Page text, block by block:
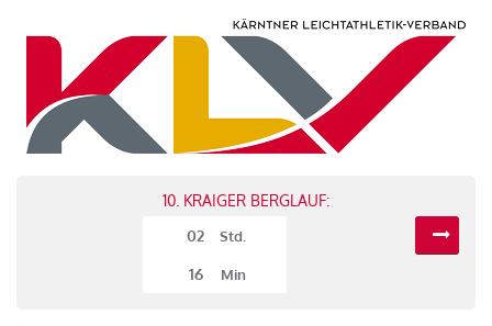
10. KRAIGER BERGLAUF:
02
Std.
16 Min